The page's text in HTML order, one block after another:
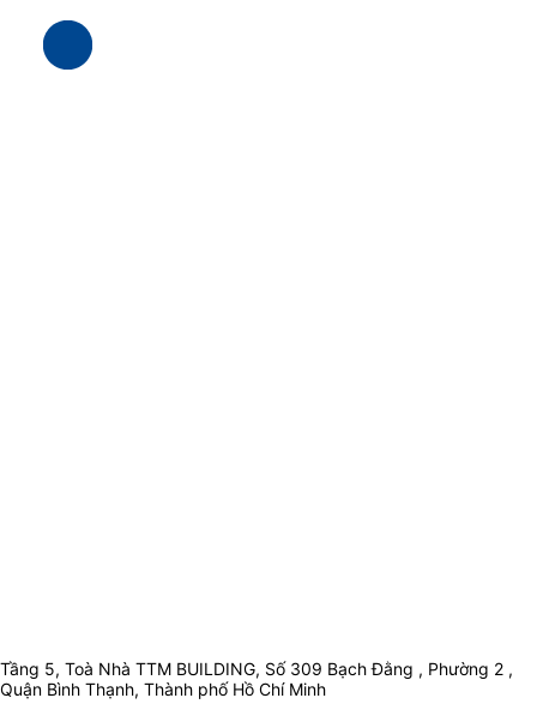
Tầng 5, Toà Nhà TTM BUILDING, Số 309 Bạch Đằng , Phường 2 ,
Quận Bình Thạnh, Thành phố Hồ Chí Minh